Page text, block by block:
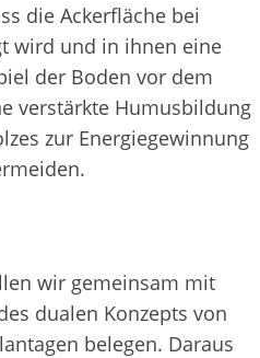
die Ackerfläche bei
wird und in ihnen eine
der Boden vor dem
verstärkte Humusbildung
zur Energiegewinnung
wir gemeinsam mit
dualen Konzepts von
belegen. Daraus